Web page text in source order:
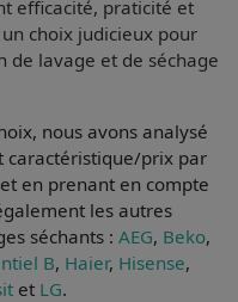
efficacité, praticité et
choix judicieux pour
de lavage et de séchage
nous avons analysé
caractéristique/prix par
en prenant en compte
les autres
séchants : AEG, Beko,
B, Haier, Hisense,
et LG.